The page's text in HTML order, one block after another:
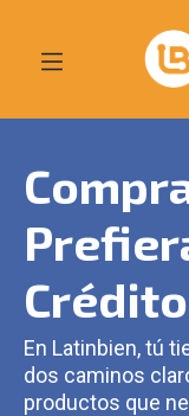
En Latinbien, tú
dos caminos
productos que